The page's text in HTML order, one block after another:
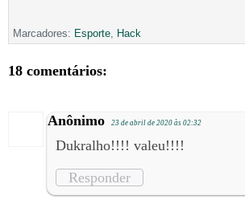
Marcadores: Esporte Hack
18 comentários:
Anônimo 23 de abril de 2020 às 02:32
Dukralho!!!! valeu!!!!
Responder